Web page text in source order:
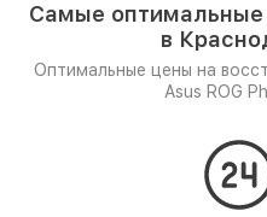
Самые
в
Оптимальные цены на
Asus ROG